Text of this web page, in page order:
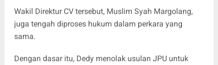
Wakil Direktur CV tersebut, Muslim Syah Margolang,
juga tengah diproses hukum dalam perkara yang
sama.
Dengan dasar itu, Dedy menolak usulan JPU untuk